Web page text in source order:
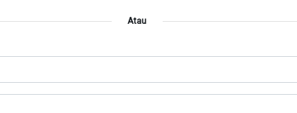
Atau